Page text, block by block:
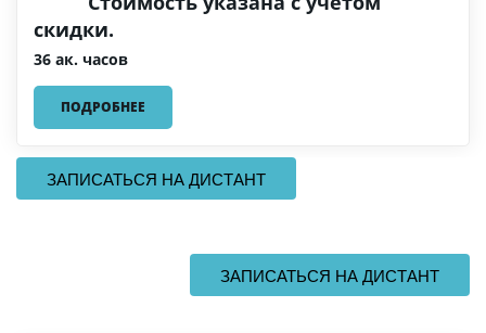
скидки.
36 ак. часов
ПОДРОБНЕЕ
  ЗАПИСАТЬСЯ НА ДИСТАНТ
  ЗАПИСАТЬСЯ НА ДИСТАНТ